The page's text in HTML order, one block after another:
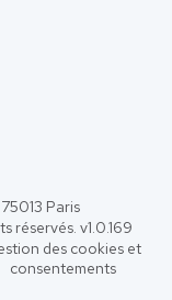
Paris
réservés. v1.0.169
des cookies et
consentements